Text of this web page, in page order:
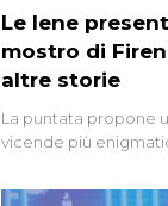
Le Iene
mostro di
altre storie
La puntata propone
vicende più
seriale responsabile